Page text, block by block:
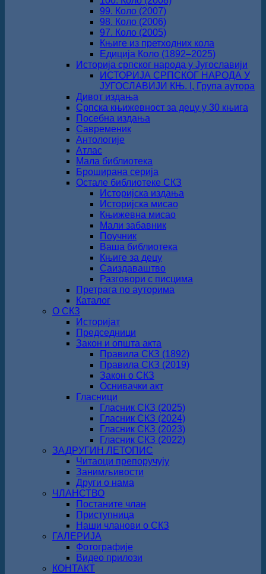
99. Коло (2007)
98. Коло (2006)
97. Коло (2005)
Књиге из претходних кола
Едиција Коло (1892‒2025)
Историја српског народа у Југославији
ИСТОРИЈА СРПСКОГ НАРОДА У
ЈУГОСЛАВИЈИ КЊ. I, Група аутора
Дивот издања
Српска књижевност за децу у 30 књига
Посебна издања
Савременик
Антологије
Атлас
Мала библиотека
Броширана серија
Остале библиотеке СКЗ
Историјска издања
Историјска мисао
Књижевна мисао
Мали забавник
Поучник
Ваша библиотека
Књиге за децу
Саиздаваштво
Разговори с писцима
Претрага по ауторима
Каталог
О СКЗ
Историјат
Председници
Закон и општа акта
Правила СКЗ (1892)
Правила СКЗ (2019)
Закон о СКЗ
Оснивачки акт
Гласници
Гласник СКЗ (2025)
Гласник СКЗ (2024)
Гласник СКЗ (2023)
Гласник СКЗ (2022)
ЗАДРУГИН ЛЕТОПИС
Читаоци препоручују
Занимљивости
Други о нама
ЧЛАНСТВО
Постаните члан
Приступница
Наши чланови о СКЗ
ГАЛЕРИЈА
Фотографије
Видео прилози
КОНТАКТ